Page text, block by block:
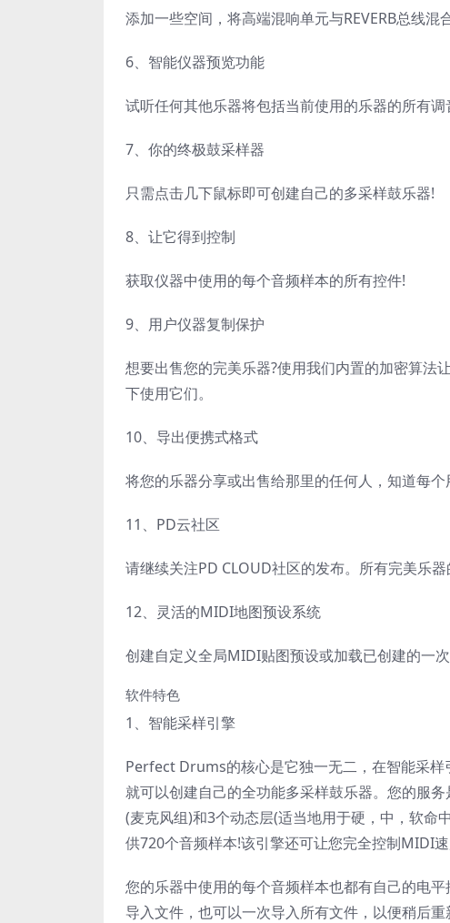
添加一些空间，将高端混响单元与REVERB总线混
6、智能仪器预览功能
试听任何其他乐器将包括当前使用的乐器的所有
7、你的终极鼓采样器
只需点击几下鼠标即可创建自己的多采样鼓乐器!
8、让它得到控制
获取仪器中使用的每个音频样本的所有控件!
9、用户仪器复制保护
想要出售您的完美乐器?使用我们内置的加密算法
下使用它们。
10、导出便携式格式
将您的乐器分享或出售给那里的任何人，知道每
11、PD云社区
请继续关注PD CLOUD社区的发布。所有完美乐器
12、灵活的MIDI地图预设系统
创建自定义全局MIDI贴图预设或加载已创建的一次
软件特色
1、智能采样引擎
Perfect Drums的核心是它独一无二，在智能采
就可以创建自己的全功能多采样鼓乐器。您的服
(麦克风组)和3个动态层(适当地用于硬，中，软命
供720个音频样本!该引擎还可让您完全控制MIDI
您的乐器中使用的每个音频样本也都有自己的电
导入文件，也可以一次导入所有文件，以便稍后